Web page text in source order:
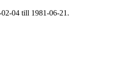
02-04 till 1981-06-21.